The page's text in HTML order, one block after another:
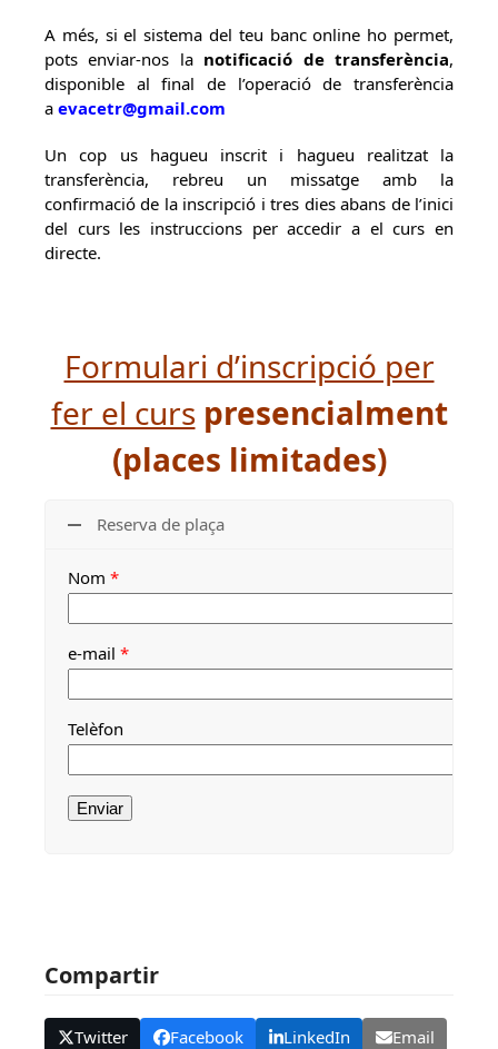
A més, si el sistema del teu banc online ho permet,
pots enviar-nos la notificació de transferència,
disponible al final de l’operació de transferència
a evacetr@gmail.com
Un cop us hagueu inscrit i hagueu realitzat la
transferència, rebreu un missatge amb la
confirmació de la inscripció i tres dies abans de l’inici
del curs les instruccions per accedir a el curs en
directe.
Formulari d’inscripció per
fer el curs presencialment
(places limitades)
Reserva de plaça
Nom *
e-mail *
Telèfon
Compartir
Twitter Facebook LinkedIn Email